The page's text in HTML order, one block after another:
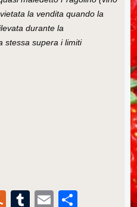
la vendita quando la
durante la
stessa supera i limiti
Y
T
E